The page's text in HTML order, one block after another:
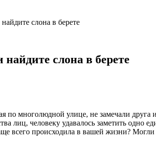
слона в берете
слона в берете
многолюдной улице, не замечали друга
лиц, человеку удавалось заметить одно
всего происходила в вашей жизни?